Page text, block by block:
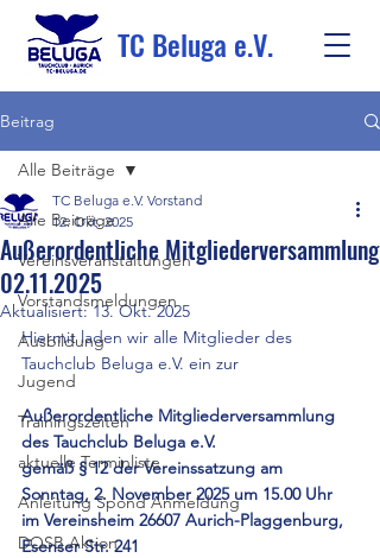
TC Beluga e.V.
Beitrag
Alle Beiträge
Vereinsveranstaltungen
Vorstandsmeldungen
Ausbildung
Jugend
Trainingszeiten
aktuelle Terminliste
Anleitung Spond Anmeldung
DOSB Aktion
Alle Beiträge
Außerordentliche Mitgliederversammlung
02.11.2025
TC Beluga e.V. Vorstand
12. Okt. 2025
Aktualisiert:13. Okt. 2025
Hiermit laden wir alle Mitglieder des
Tauchclub Beluga e.V. ein zur
Außerordentliche Mitgliederversammlung
des Tauchclub Beluga e.V.
gemäß § 12 der Vereinssatzung am
Sonntag, 2. November 2025 um 15.00 Uhr
im Vereinsheim 26607 Aurich-Plaggenburg,
Esenser Str. 241